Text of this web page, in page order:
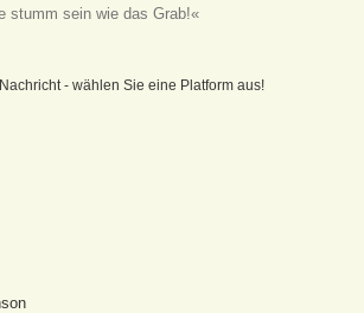
stumm sein wie das Grab!«
- wählen Sie eine Platform aus!